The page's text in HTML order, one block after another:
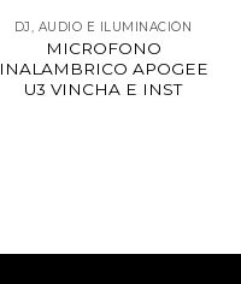
DJ, AUDIO E ILUMINACIÓN
MICROFONO
INALAMBRICO APOGEE
U3 VINCHA E INST